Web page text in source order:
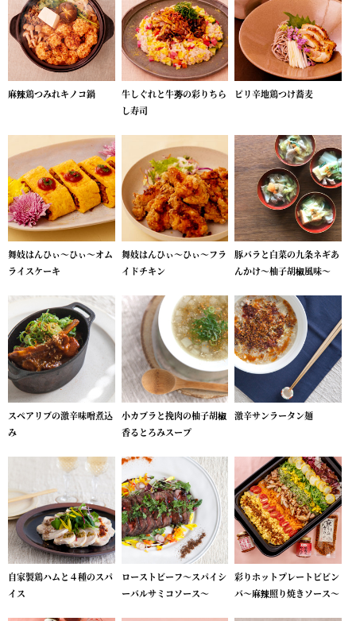
麻辣鶏つみれキノコ鍋
牛しぐれと牛蒡の彩りちら
し寿司
ピリ辛地鶏つけ蕎麦
舞妓はんひぃ～ひぃ～オム
ライスケーキ
舞妓はんひぃ～ひぃ～フラ
イドチキン
豚バラと白菜の九条ネギあ
んかけ～柚子胡椒風味～
スペアリブの激辛味噌煮込
み
小カブラと挽肉の柚子胡椒
香るとろみスープ
激辛サンラータン麺
自家製鶏ハムと４種のスパ
イス
ローストビーフ～スパイシ
ーバルサミコソース～
彩りホットプレートビビン
バ～麻辣照り焼きソース～